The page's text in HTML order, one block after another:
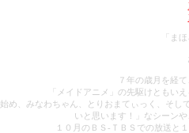
「ま
７年の歳月を経
「メイドアニメ」の先駆けともい
め、みなわちゃん、とりおまてぃっく、そ
いと思います！」なシーン
１０月のＢＳ-ＴＢＳでの放送と